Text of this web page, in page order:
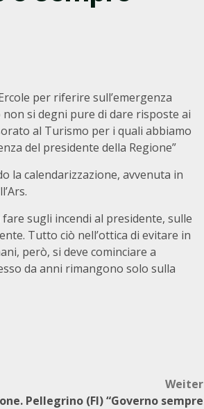
per riferire sull’emergenza
non si degni pure di dare risposte ai
al Turismo per i quali abbiamo
del presidente della Regione”
la calendarizzazione, avvenuta in
sugli incendi al presidente, sulle
Tutto ciò nell’ottica di evitare in
però, si deve cominciare a
da anni rimangono solo sulla
Weiter
Pellegrino (FI) “Governo sempre